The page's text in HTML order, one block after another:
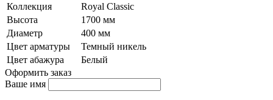
Коллекция
Royal Classic
Высота
1700 мм
Диаметр
400 мм
Цвет арматуры
Темный никель
Цвет абажура
Белый
Оформить заказ
Ваше имя